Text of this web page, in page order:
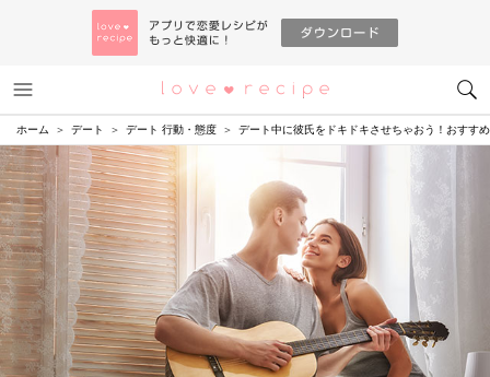
恋愛レシピ
ホーム デート デート 行動・態度 デート中に彼氏をドキドキさせちゃおう！おすす